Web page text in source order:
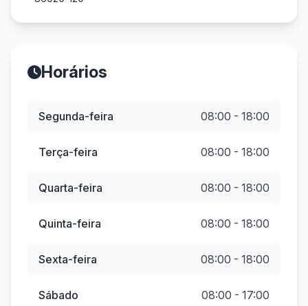
Horários
Segunda-feira 08:00 - 18:00
Terça-feira 08:00 - 18:00
Quarta-feira 08:00 - 18:00
Quinta-feira 08:00 - 18:00
Sexta-feira 08:00 - 18:00
Sábado 08:00 - 17:00